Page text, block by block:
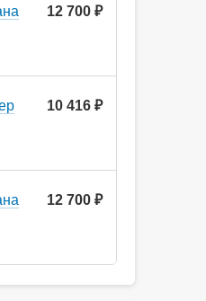
12 700 ₽
10 416 ₽
12 700 ₽